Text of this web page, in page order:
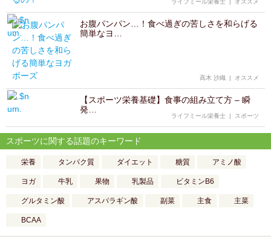
ライフミール栄養士 | オススメ
お腹パンパン…！食べ過ぎの苦しさを和らげる
簡単なヨ…
高木 沙織 | オススメ
【スポーツ栄養基礎】食事の組み立て方 – 瞬
発…
ライフミール栄養士 | スポーツ
スポーツに関する話題のキーワード
栄養 タンパク質 ダイエット 糖質 アミノ酸
ヨガ 牛乳 果物 乳製品 ビタミンB6
グルタミン酸 アスパラギン酸 副菜 主食 主菜
BCAA